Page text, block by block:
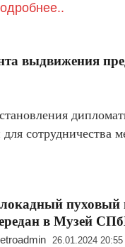
выдвижения
сотрудничества
в Музей
26.01.2024 20:55